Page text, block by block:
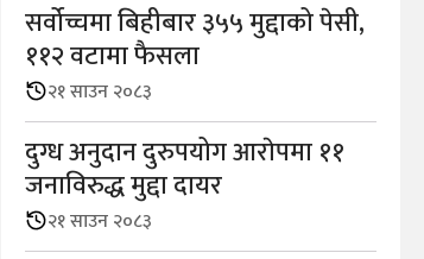
सर्वोच्चमा बिहीबार ३५५ मुद्दाको पेसी,
११२ वटामा फैसला
२१ साउन २०८३
दुग्ध अनुदान दुरुपयोग आराेपमा ११
जनाविरुद्ध मुद्दा दायर
२१ साउन २०८३